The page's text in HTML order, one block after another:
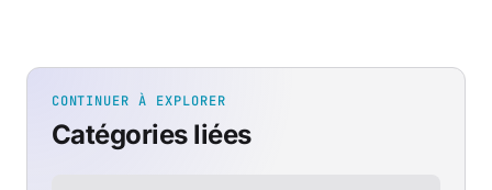
CONTINUER À EXPLORER
Catégories liées